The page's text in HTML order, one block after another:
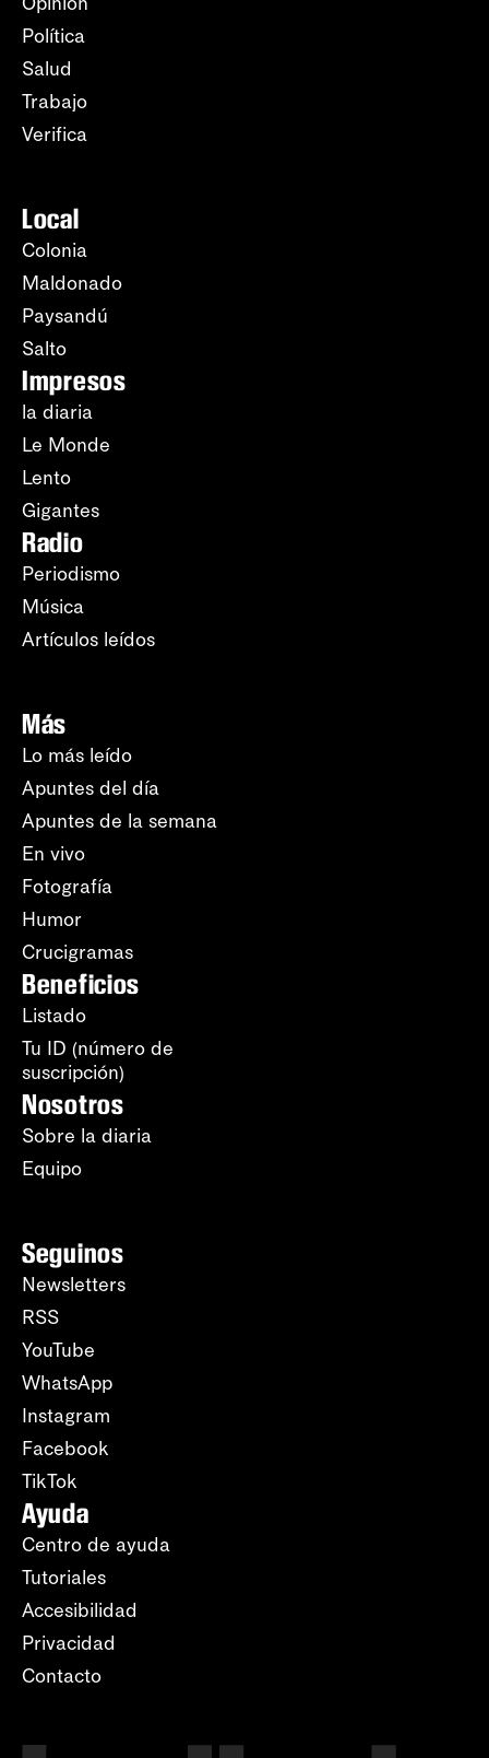
Política
Salud
Trabajo
Verifica
Local
Colonia
Maldonado
Paysandú
Salto
Impresos
la diaria
Le Monde
Lento
Gigantes
Radio
Periodismo
Música
Artículos leídos
Más
Lo más leído
Apuntes del día
Apuntes de la semana
En vivo
Fotografía
Humor
Crucigramas
Beneficios
Listado
Tu ID (número de
suscripción)
Nosotros
Sobre la diaria
Equipo
Seguinos
Newsletters
RSS
YouTube
WhatsApp
Instagram
Facebook
TikTok
Ayuda
Centro de ayuda
Tutoriales
Accesibilidad
Privacidad
Contacto